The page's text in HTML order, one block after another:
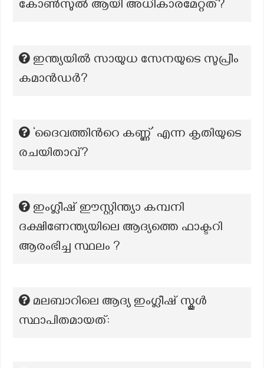
കോൺസുൽ ആയി അധികാരമേറ്റത്?
ഇന്ത്യയിൽ സായുധ സേനയുടെ സുപ്രീം
കമാൻഡർ?
‘ദൈവത്തിന്‍റെ കണ്ണ്’ എന്ന കൃതിയുടെ
രചയിതാവ്?
ഇംഗ്ലീഷ് ഈസ്റ്റിന്ത്യാ കമ്പനി
ദക്ഷിണേന്ത്യയിലെ ആദ്യത്തെ ഫാക്ടറി
ആരംഭിച്ച സ്ഥലം ?
മലബാറിലെ ആദ്യ ഇംഗ്ലീഷ് സ്കൂൾ
സ്ഥാപിതമായത്: